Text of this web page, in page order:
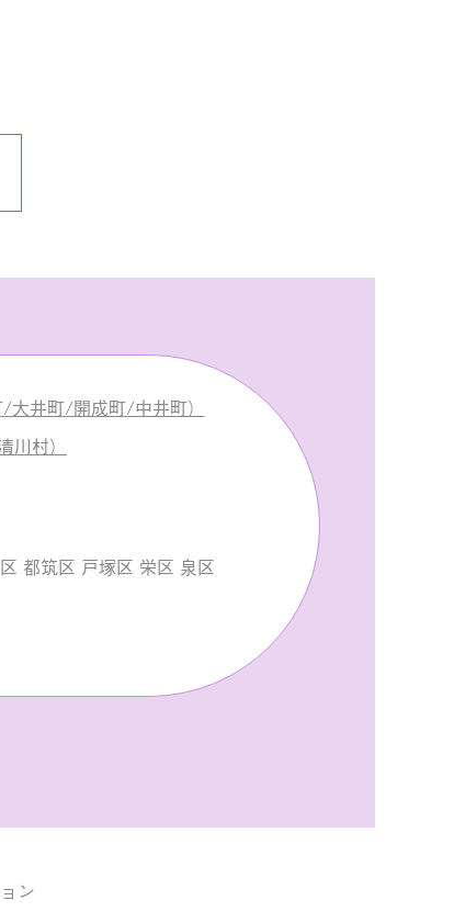
井町/開成町/中井町）
村）
都筑区 戸塚区 栄区 泉区
ン